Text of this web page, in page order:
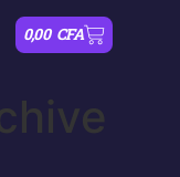
0,00 CFA